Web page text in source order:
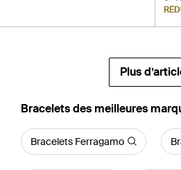
Plus
‪Bracelets‬ des meilleures
Bracelets Ferragamo